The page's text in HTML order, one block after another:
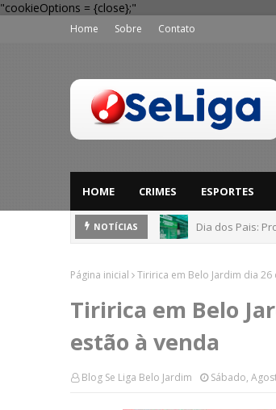
"cookieOptions = {close};"
Home Sobre Contato
HOME CRIMES ESPORTES
NOTÍCIAS Dia dos Pais:
Página inicial Tiririca em Belo Jardim dia
Tiririca em Belo
estão à venda
Blog Se Liga Belo Jardim Sábado,